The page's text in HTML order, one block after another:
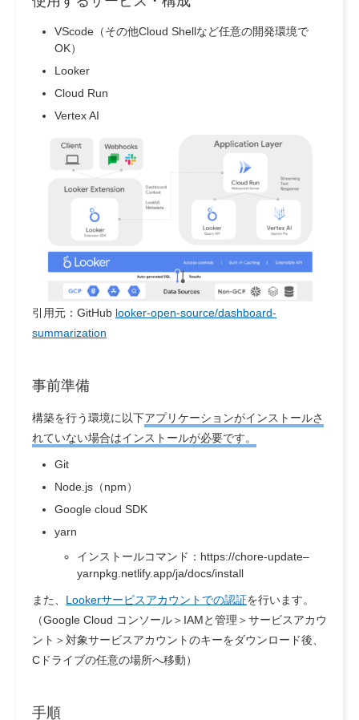
VScode（その他Cloud Shellなど任意の開発環境で
OK）
Looker
Cloud Run
Vertex AI
引用元：GitHub looker-open-source/dashboard-
summarization
事前準備
構築を行う環境に以下アプリケーションがインストールさ
れていない場合はインストールが必要です。
Git
Node.js（npm）
Google cloud SDK
yarn
インストールコマンド：https://chore-update–
yarnpkg.netlify.app/ja/docs/install
また、 Lookerサービスアカウントでの認証を行います。
（Google Cloud コンソール＞IAMと管理＞サービスアカウ
ント＞対象サービスアカウントのキーをダウンロード後、
Cドライブの任意の場所へ移動）
手順